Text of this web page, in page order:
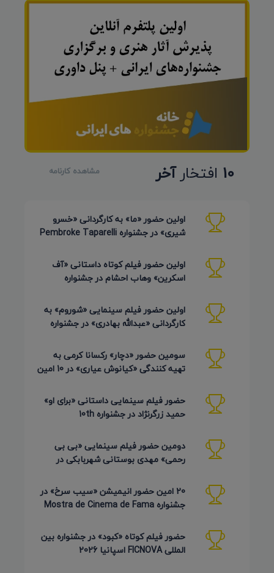
10 افتخارآخر مشاهده کارنامه
اولین حضور «ما» به کارگردانی «خسرو
شیری» در جشنواره Pembroke Taparelli
اولین حضور فیلم کوتاه داستانی «آف
اسکرین» وهاب احشام در جشنواره
اولین حضور فیلم سینمایی «شوروم» به
کارگردانی «عبدالله بهادری» در جشنواره
سومین حضور «دچار» رکسانا کرمی به
تهیه کنندگی «کیانوش عیاری» در 10 امین
حضور فیلم سینمایی داستانی «برای او»
حمید زرگرنژاد در جشنواره 10th
دومین حضور فیلم سینمایی «بی بی
رحمی» مهدی بوستانی شهربابکی در
20 امین حضور انیمیشن «سیب سرخ» در
جشنواره Mostra de Cinema de Fama
حضور فیلم کوتاه «کبود» در جشنواره بین
المللی FICNOVA اسپانیا 2026